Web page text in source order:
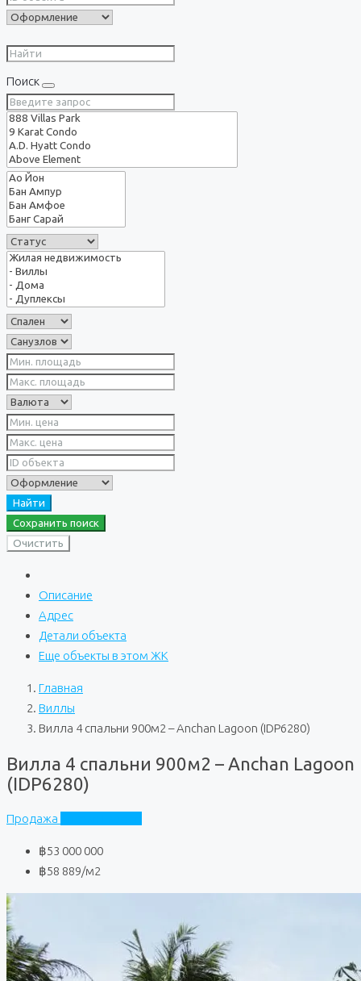
Поиск
Найти
Сохранить поиск
Очистить
Описание
Адрес
Детали объекта
Еще объекты в этом ЖК
Главная
Виллы
Вилла 4 спальни 900м2 – Anchan Lagoon (IDP6280)
Вилла 4 спальни 900м2 – Anchan Lagoon
(IDP6280)
Продажа
฿53 000 000
฿58 889/м2